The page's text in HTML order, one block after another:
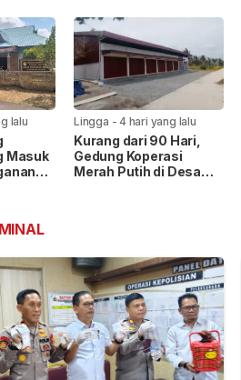
Masyarakat
lalu
Masuk
Lingga -4 hari yang lalu
Kurang dari 90 Hari,
Gedung Koperasi
Merah Putih di Desa